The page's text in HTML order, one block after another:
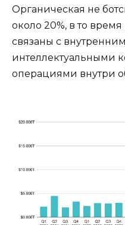
Органическая не
около 20%, в то
связаны с
интеллектуальными
операциями внутри